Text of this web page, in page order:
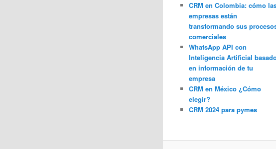
CRM en Colombia: cómo
empresas están
transformando sus
comerciales
WhatsApp API con
Inteligencia Artificial
en información de tu
empresa
CRM en México ¿Cómo
elegir?
CRM 2024 para pymes